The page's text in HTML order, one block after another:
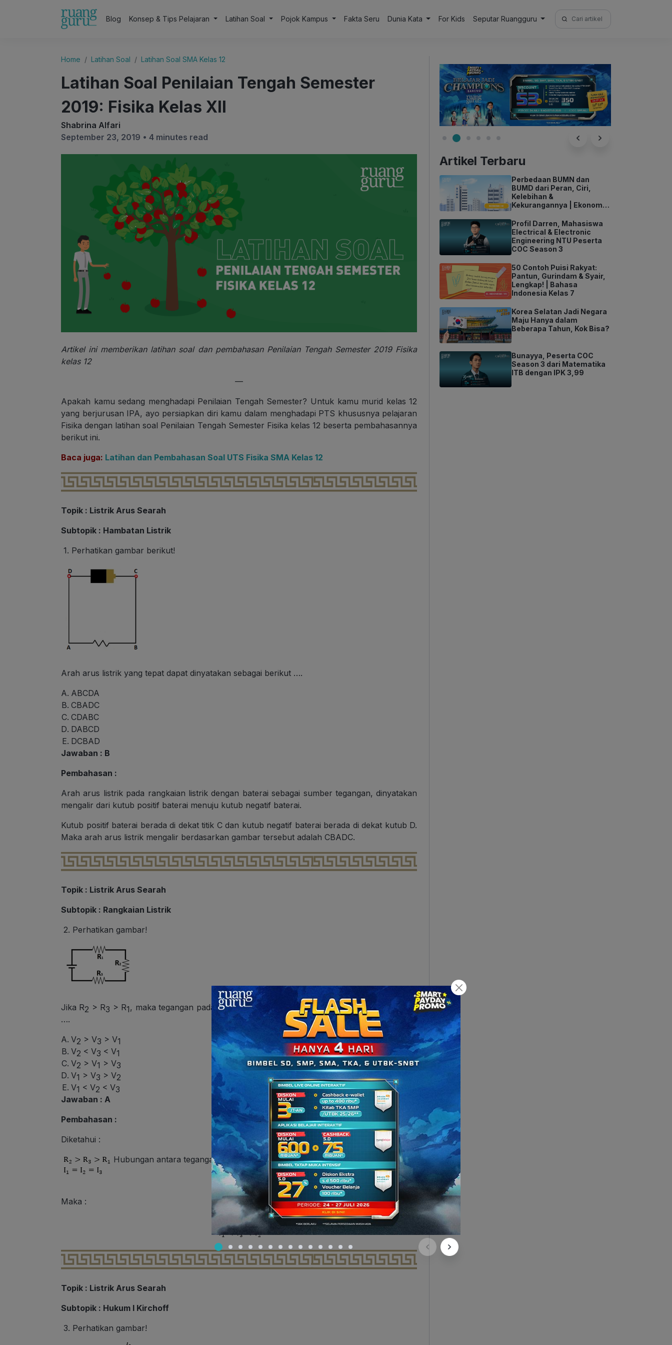
Blog Konsep & Tips Pelajaran Latihan Soal Pojok Kampus Fakta Seru Dunia Kata For Kids Seputar Ruangguru
Search
for:
Home Latihan Soal Latihan Soal SMA Kelas 12
Latihan Soal Penilaian Tengah Semester
2019: Fisika Kelas XII
Shabrina Alfari
September 23, 2019 • 4 minutes read
Artikel ini memberikan latihan soal dan pembahasan Penilaian Tengah Semester 2019 Fisika
kelas 12
—
Apakah kamu sedang menghadapi Penilaian Tengah Semester? Untuk kamu murid kelas 12
yang berjurusan IPA, ayo persiapkan diri kamu dalam menghadapi PTS khususnya pelajaran
Fisika dengan latihan soal Penilaian Tengah Semester Fisika kelas 12 beserta pembahasannya
berikut ini.
Baca juga: Latihan dan Pembahasan Soal UTS Fisika SMA Kelas 12
Topik : Listrik Arus Searah
Subtopik : Hambatan Listrik
1. Perhatikan gambar berikut!
Arah arus listrik yang tepat dapat dinyatakan sebagai berikut ….
ABCDA
CBADC
CDABC
DABCD
DCBAD
Jawaban : B
Pembahasan :
Arah arus listrik pada rangkaian listrik dengan baterai sebagai sumber tegangan, dinyatakan
mengalir dari kutub positif baterai menuju kutub negatif baterai.
Kutub positif baterai berada di dekat titik C dan kutub negatif baterai berada di dekat kutub D.
Maka arah arus listrik mengalir berdasarkan gambar tersebut adalah CBADC.
Topik : Listrik Arus Searah
Subtopik : Rangkaian Listrik
2. Perhatikan gambar!
Jika R2 > R3 > R1, maka tegangan pada rangkaian tersebut dapat dinyatakan sebagai berikut
….
V2 > V3 > V1
V2 < V3 < V1
V2 > V1 > V3
V1 > V3 > V2
V1 < V2 < V3
Jawaban : A
Pembahasan :
Diketahui :
Hubungan antara tegangan dan hambatan dapat dinyatakan sebagai berikut :
Maka :
Topik : Listrik Arus Searah
Subtopik : Hukum I Kirchoff
3. Perhatikan gambar!
Artikel Terbaru
Perbedaan BUMN dan
BUMD dari Peran, Ciri,
Kelebihan &
Kekurangannya | Ekonomi
Profil Darren, Mahasiswa
Electrical & Electronic
Engineering NTU Peserta
COC Season 3
50 Contoh Puisi Rakyat:
Pantun, Gurindam & Syair,
Lengkap! | Bahasa
Indonesia Kelas 7
Korea Selatan Jadi Negara
Maju Hanya dalam
Beberapa Tahun, Kok Bisa?
Bunayya, Peserta COC
Season 3 dari Matematika
ITB dengan IPK 3,99